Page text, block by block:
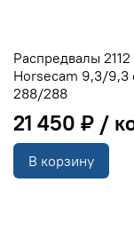
Распредвалы 2112
Horsecam 9,3/9,3
288/288
21 450 ₽
В корзину